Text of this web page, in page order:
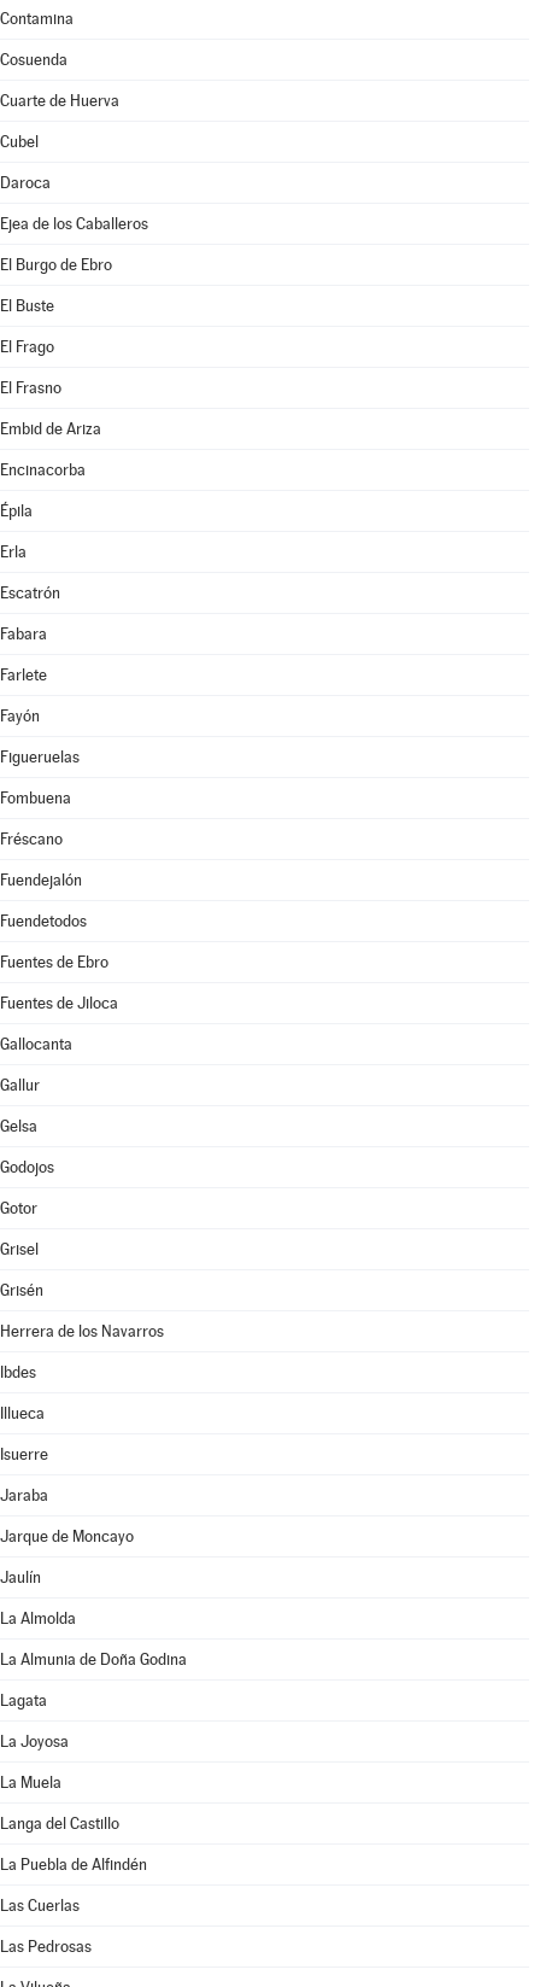
Contamina
Cosuenda
Cuarte de Huerva
Cubel
Daroca
Ejea de los Caballeros
El Burgo de Ebro
El Buste
El Frago
El Frasno
Embid de Ariza
Encinacorba
Épila
Erla
Escatrón
Fabara
Farlete
Fayón
Figueruelas
Fombuena
Fréscano
Fuendejalón
Fuendetodos
Fuentes de Ebro
Fuentes de Jiloca
Gallocanta
Gallur
Gelsa
Godojos
Gotor
Grisel
Grisén
Herrera de los Navarros
Ibdes
Illueca
Isuerre
Jaraba
Jarque de Moncayo
Jaulín
La Almolda
La Almunia de Doña Godina
Lagata
La Joyosa
La Muela
Langa del Castillo
La Puebla de Alfindén
Las Cuerlas
Las Pedrosas